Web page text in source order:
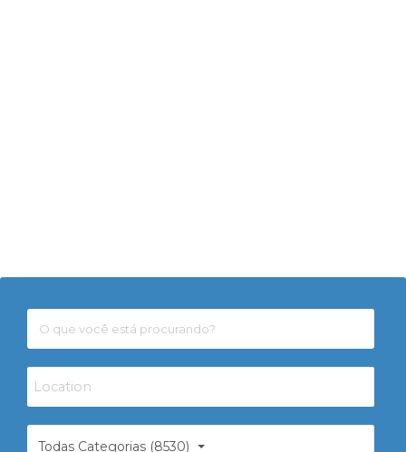
Todas Categorias (8530)